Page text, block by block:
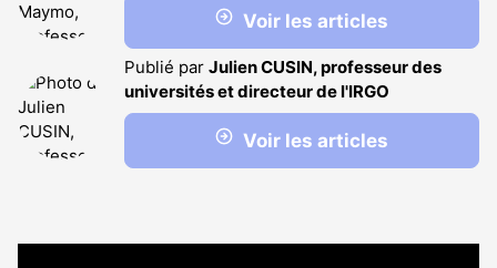
Voir les articles
Publié par Julien CUSIN, professeur des
universités et directeur de l'IRGO
Voir les articles